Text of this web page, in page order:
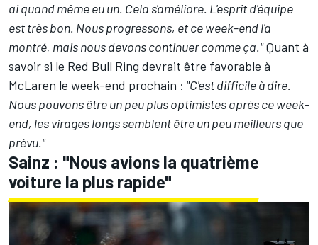
ai quand même eu un. Cela s'améliore. L'esprit d'équipe
est très bon. Nous progressons, et ce week-end l'a
montré, mais nous devons continuer comme ça."Quant à
savoir si le Red Bull Ring devrait être favorable à
McLaren le week-end prochain : "C'est difficile à dire.
Nous pouvons être un peu plus optimistes après ce week-
end, les virages longs semblent être un peu meilleurs que
prévu."
Sainz : "Nous avions la quatrième
voiture la plus rapide"